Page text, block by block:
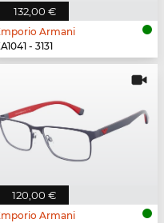
132,00 €
Armani
- 3131
120,00 €
Armani